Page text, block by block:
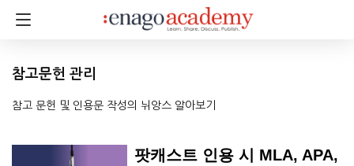
참고문헌 관리
참고 문헌 및 인용문 작성의 뉘앙스 알아보기
팟캐스트 인용 시 MLA, APA,